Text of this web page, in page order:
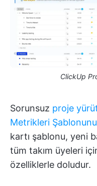
ClickUp
Sorunsuz proje
Metrikleri Şablonunu
kartı şablonu, yeni
tüm takım üyeleri
özelliklerle doludur.